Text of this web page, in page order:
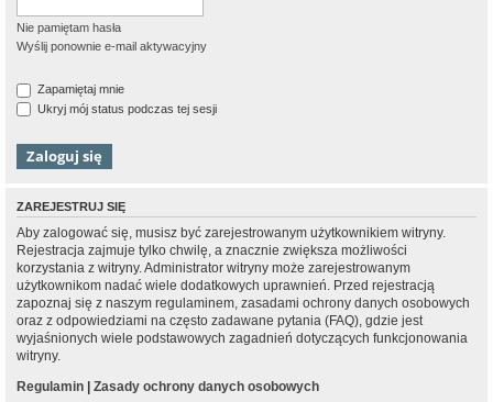
Nie pamiętam hasła
Wyślij ponownie e-mail aktywacyjny
Zapamiętaj mnie
Ukryj mój status podczas tej sesji
ZAREJESTRUJ SIĘ
Aby zalogować się, musisz być zarejestrowanym użytkownikiem witryny.
Rejestracja zajmuje tylko chwilę, a znacznie zwiększa możliwości
korzystania z witryny. Administrator witryny może zarejestrowanym
użytkownikom nadać wiele dodatkowych uprawnień. Przed rejestracją
zapoznaj się z naszym regulaminem, zasadami ochrony danych osobowych
oraz z odpowiedziami na często zadawane pytania (FAQ), gdzie jest
wyjaśnionych wiele podstawowych zagadnień dotyczących funkcjonowania
witryny.
Regulamin | Zasady ochrony danych osobowych